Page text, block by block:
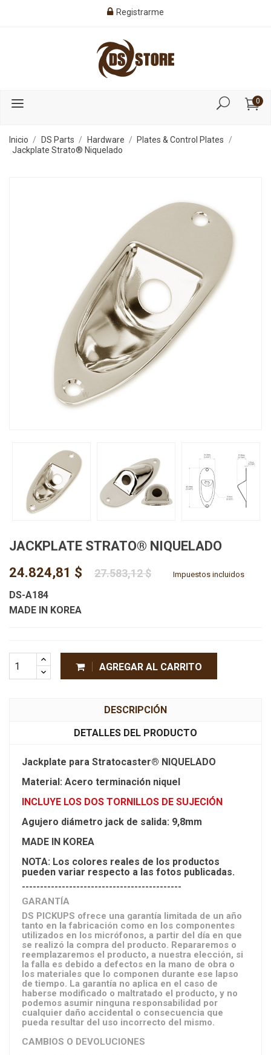
Registrarme
0
Inicio DS Parts Hardware
Plates & Control Plates
Jackplate Strato® Niquelado
JACKPLATE STRATO® NIQUELADO
24.824,81 $
27.583,12 $ Impuestos incluidos
DS-A184
MADE IN KOREA
AGREGAR AL CARRITO
DESCRIPCIÓN
DETALLES DEL PRODUCTO
Jackplate para Stratocaster® NIQUELADO
Material: Acero terminación niquel
INCLUYE LOS DOS TORNILLOS DE SUJECIÓN
Agujero diámetro jack de salida: 9,8mm
MADE IN KOREA
NOTA: Los colores reales de los productos
pueden variar respecto a las fotos publicadas.
--------------------------------------------
GARANTÍA
DS PICKUPS ofrece una garantía limitada de un año
tanto en la fabricación como en los componentes
utilizados en los micrófonos, a partir del día en que
se realizó la compra del producto. Repararemos o
reemplazaremos el producto, a nuestra elección, si
la falla es debido a defectos en la mano de obra o
los materiales que lo componen durante ese lapso
de tiempo. La garantía no aplica en el caso de
haberse modificado o maltratado el producto, y no
podemos asumir ninguna responsabilidad por
cualquier daño accidental o consecuencia que
pueda resultar del uso incorrecto del mismo.
CAMBIOS O DEVOLUCIONES